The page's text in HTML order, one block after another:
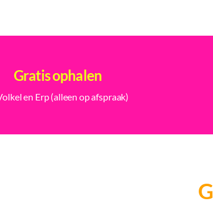
Gratis ophalen
en Erp (alleen op afspraak)